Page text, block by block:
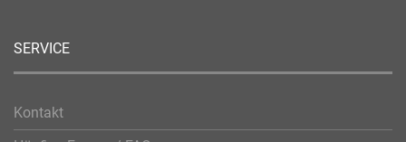
SERVICE
Kontakt